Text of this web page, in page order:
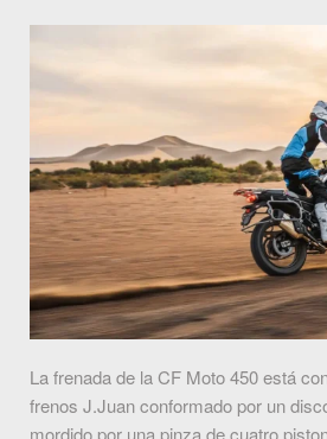
La frenada de la CF Moto 450 está
frenos J.Juan conformado por un
mordido por una pinza de cuatro